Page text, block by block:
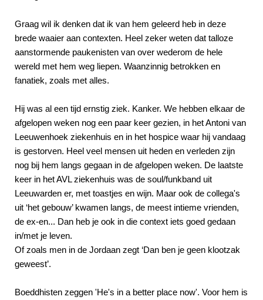
Graag wil ik denken dat ik van hem geleerd heb in deze
brede waaier aan contexten. Heel zeker weten dat talloze
aanstormende paukenisten van over wederom de hele
wereld met hem weg liepen. Waanzinnig betrokken en
fanatiek, zoals met alles.
Hij was al een tijd ernstig ziek. Kanker. We hebben elkaar de
afgelopen weken nog een paar keer gezien, in het Antoni van
Leeuwenhoek ziekenhuis en in het hospice waar hij vandaag
is gestorven. Heel veel mensen uit heden en verleden zijn
nog bij hem langs gegaan in de afgelopen weken. De laatste
keer in het AVL ziekenhuis was de soul/funkband uit
Leeuwarden er, met toastjes en wijn. Maar ook de collega's
uit ‘het gebouw’ kwamen langs, de meest intieme vrienden,
de ex-en... Dan heb je ook in die context iets goed gedaan
in/met je leven.
Of zoals men in de Jordaan zegt ‘Dan ben je geen klootzak
geweest’.
Boeddhisten zeggen 'He's in a better place now'. Voor hem is